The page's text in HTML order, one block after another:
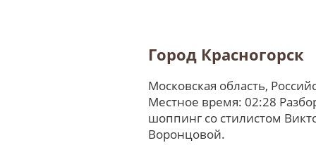
Город Красногорск
Московская область,
Местное время: 02:28
шоппинг со стилистом
Воронцовой.